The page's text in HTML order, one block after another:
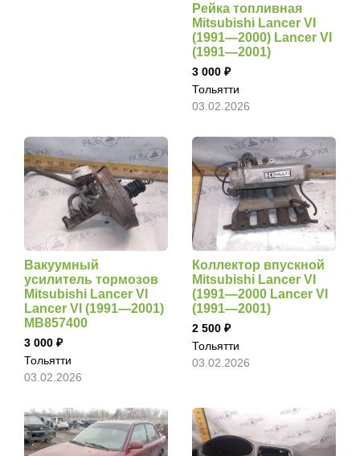
Рейка топливная
Mitsubishi Lancer VI
(1991—2000) Lancer VI
(1991—2001)
3 000
Тольятти
03.02.2026
Вакуумный
усилитель тормозов
Mitsubishi Lancer VI
Lancer VI (1991—2001)
MB857400
3 000
Тольятти
03.02.2026
Коллектор впускной
Mitsubishi Lancer VI
(1991—2000 Lancer VI
(1991—2001)
2 500
Тольятти
03.02.2026